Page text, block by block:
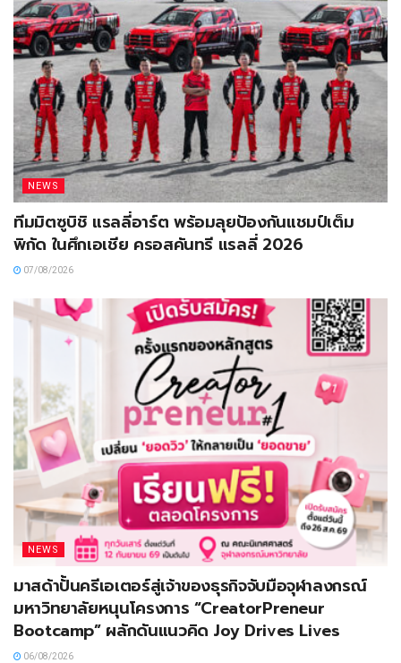
NEWS
ทีมมิตซูบิชิ แรลลี่อาร์ต พร้อมลุยป้องกันแชมป์เต็ม
พิกัด ในศึกเอเชีย ครอสคันทรี แรลลี่ 2026
07/08/2026
NEWS
มาสด้าปั้นครีเอเตอร์สู่เจ้าของธุรกิจจับมือจุฬาลงกรณ์
มหาวิทยาลัยหนุนโครงการ “CreatorPreneur
Bootcamp” ผลักดันแนวคิด Joy Drives Lives
06/08/2026